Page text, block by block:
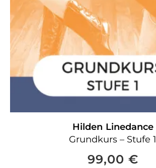
Hilden Linedance
Grundkurs – Stufe 1
99,00 €